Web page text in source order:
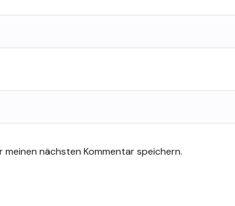
nächsten Kommentar speichern.